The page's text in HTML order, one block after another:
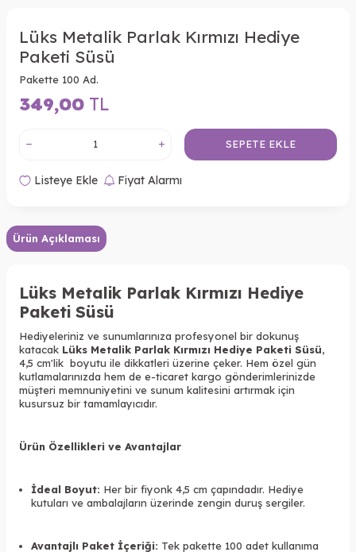
Lüks Metalik Parlak Kırmızı Hediye
Paketi Süsü
Pakette 100 Ad.
349,00 TL
SEPETE EKLE
Listeye Ekle Fiyat Alarmı
Ürün Açıklaması
Lüks Metalik Parlak Kırmızı Hediye
Paketi Süsü
Hediyeleriniz ve sunumlarınıza profesyonel bir dokunuş
katacak Lüks Metalik Parlak Kırmızı Hediye Paketi Süsü,
4,5 cm'lik boyutu ile dikkatleri üzerine çeker. Hem özel gün
kutlamalarınızda hem de e-ticaret kargo gönderimlerinizde
müşteri memnuniyetini ve sunum kalitesini artırmak için
kusursuz bir tamamlayıcıdır.
Ürün Özellikleri ve Avantajlar
İdeal Boyut: Her bir fiyonk 4,5 cm çapındadır. Hediye
kutuları ve ambalajların üzerinde zengin duruş sergiler.
Avantajlı Paket İçeriği: Tek pakette 100 adet kullanıma